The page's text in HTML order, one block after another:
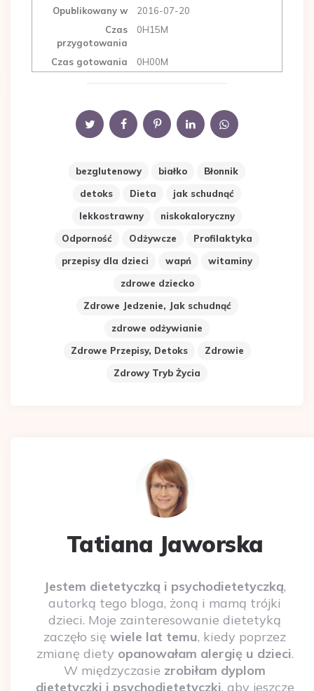
Opublikowany w
2016-07-20
Czas
przygotowania
0H15M
Czas gotowania 0H00M
bezglutenowy białko
Błonnik
detoks
Dieta
jak schudnąć
lekkostrawny
niskokaloryczny
Odporność
Odżywcze
Profilaktyka
przepisy dla dzieci
wapń
witaminy
zdrowe dziecko
Zdrowe Jedzenie, Jak schudnąć
zdrowe odżywianie
Zdrowe Przepisy, Detoks
Zdrowie
Zdrowy Tryb Życia
Tatiana Jaworska
Jestem dietetyczką i psychodietetyczką,
autorką tego bloga, żoną i mamą trójki
dzieci. Moje zainteresowanie dietetyką
zaczęło się wiele lat temu, kiedy poprzez
zmianę diety opanowałam alergię u dzieci.
W międzyczasie zrobiłam dyplom
dietetyczki i psychodietetyczki, aby jeszcze